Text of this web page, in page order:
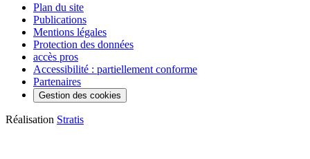
Plan du site
Publications
Mentions légales
Protection des données
accès pros
Accessibilité : partiellement conforme
Partenaires
Gestion des cookies
Réalisation Stratis